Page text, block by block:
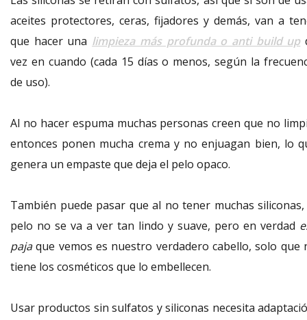
aceites protectores, ceras, fijadores y demás, van a
que hacer una limpieza más profunda o anti build up
vez en cuando (cada 15 días o menos, según la
de uso).
Al no hacer espuma muchas personas creen que no
entonces ponen mucha crema y no enjuagan bien, lo
genera un empaste que deja el pelo opaco.
También puede pasar que al no tener muchas
pelo no se va a ver tan lindo y suave, pero en verdad
pajaque vemos es nuestro verdadero cabello, solo que
tiene los cosméticos que lo embellecen.
Usar productos sin sulfatos y siliconas necesita